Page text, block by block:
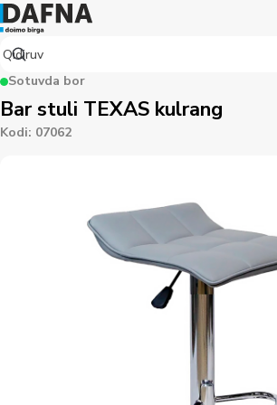
Sotuvda bor
Bar stuli TEXAS kulrang
Kodi: 07062